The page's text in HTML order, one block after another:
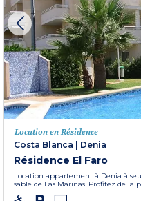
Location en Résidence
Costa Blanca
Denia
Résidence El Faro
Location appartement à Denia à
sable de Las Marinas. Profitez de la